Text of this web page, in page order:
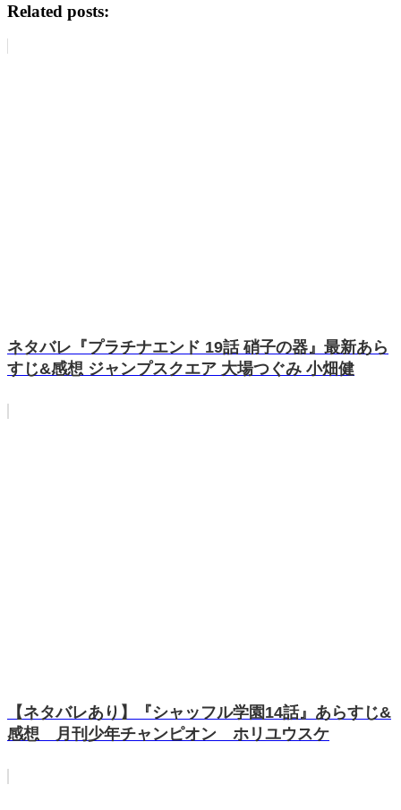
Related posts:
ネタバレ『プラチナエンド 19話 硝子の器』最新あら
すじ&感想 ジャンプスクエア 大場つぐみ 小畑健
【ネタバレあり】『シャッフル学園14話』あらすじ&
感想 月刊少年チャンピオン ホリユウスケ